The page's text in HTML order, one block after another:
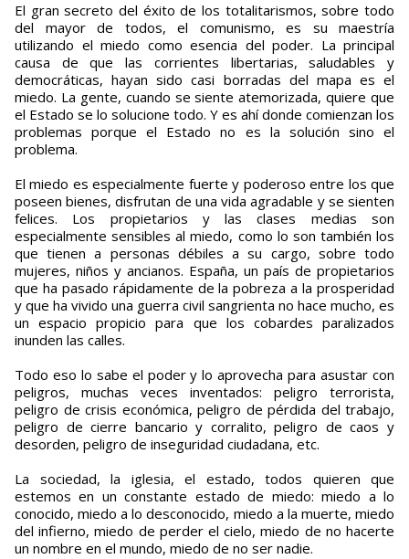
El gran secreto del éxito de los totalitarismos, sobre todo
del mayor de todos, el comunismo, es su maestría
utilizando el miedo como esencia del poder. La principal
causa de que las corrientes libertarias, saludables y
democráticas, hayan sido casi borradas del mapa es el
miedo. La gente, cuando se siente atemorizada, quiere que
el Estado se lo solucione todo. Y es ahí donde comienzan los
problemas porque el Estado no es la solución sino el
problema.
El miedo es especialmente fuerte y poderoso entre los que
poseen bienes, disfrutan de una vida agradable y se sienten
felices. Los propietarios y las clases medias son
especialmente sensibles al miedo, como lo son también los
que tienen a personas débiles a su cargo, sobre todo
mujeres, niños y ancianos. España, un país de propietarios
que ha pasado rápidamente de la pobreza a la prosperidad
y que ha vivido una guerra civil sangrienta no hace mucho, es
un espacio propicio para que los cobardes paralizados
inunden las calles.
Todo eso lo sabe el poder y lo aprovecha para asustar con
peligros, muchas veces inventados: peligro terrorista,
peligro de crisis económica, peligro de pérdida del trabajo,
peligro de cierre bancario y corralito, peligro de caos y
desorden, peligro de inseguridad ciudadana, etc.
La sociedad, la iglesia, el estado, todos quieren que
estemos en un constante estado de miedo: miedo a lo
conocido, miedo a lo desconocido, miedo a la muerte, miedo
del infierno, miedo de perder el cielo, miedo de no hacerte
un nombre en el mundo, miedo de no ser nadie.